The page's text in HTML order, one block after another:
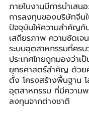
ภายในงานมีการนำเสน
การลงทุนของบริษัทจีน
ปัจจุบันให้ความสำคัญกั
เสถียรภาพ ความชัดเจ
ระบบอุตสาหกรรมที่คร
ประเทศไทยถูกมองว่าเ
ยุทธศาสตร์สำคัญ ด้วย
ตั้ง โครงสร้างพื้นฐาน
อุตสาหกรรม ที่มีความ
ลงทุนจากต่างชาติ